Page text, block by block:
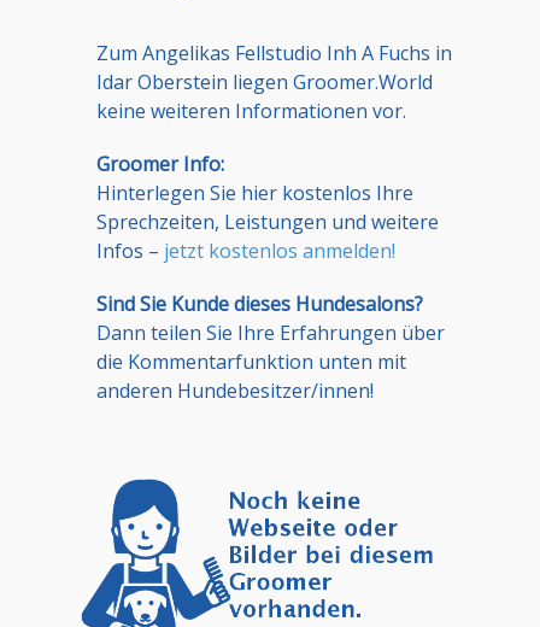
Zum Angelikas Fellstudio Inh A Fuchs in
Idar Oberstein liegen Groomer.World
keine weiteren Informationen vor.
Groomer Info:
Hinterlegen Sie hier kostenlos Ihre
Sprechzeiten, Leistungen und weitere
Infos – jetzt kostenlos anmelden!
Sind Sie Kunde dieses Hundesalons?
Dann teilen Sie Ihre Erfahrungen über
die Kommentarfunktion unten mit
anderen Hundebesitzer/innen!